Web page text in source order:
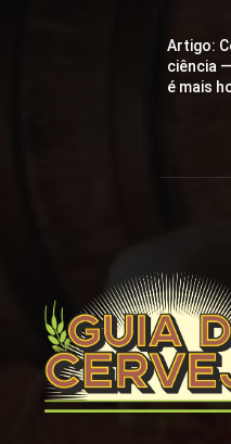
Artigo:
ciência
é mais